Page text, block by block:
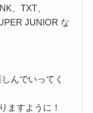
、TXT、
JUNIOR な
んでいってく
ますように！